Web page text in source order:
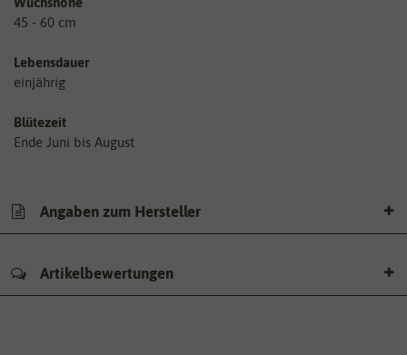
45 - 60 cm
Lebensdauer
einjährig
Blütezeit
Ende Juni bis August
Angaben zum Hersteller
Artikelbewertungen